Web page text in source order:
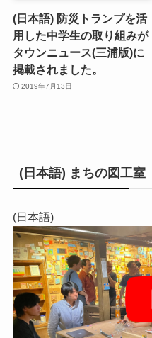
(日本語) 防災トランプを活
用した中学生の取り組みが
タウンニュース(三浦版)に
掲載されました。
2019年7月13日
(日本語) まちの図工室
(日本語)